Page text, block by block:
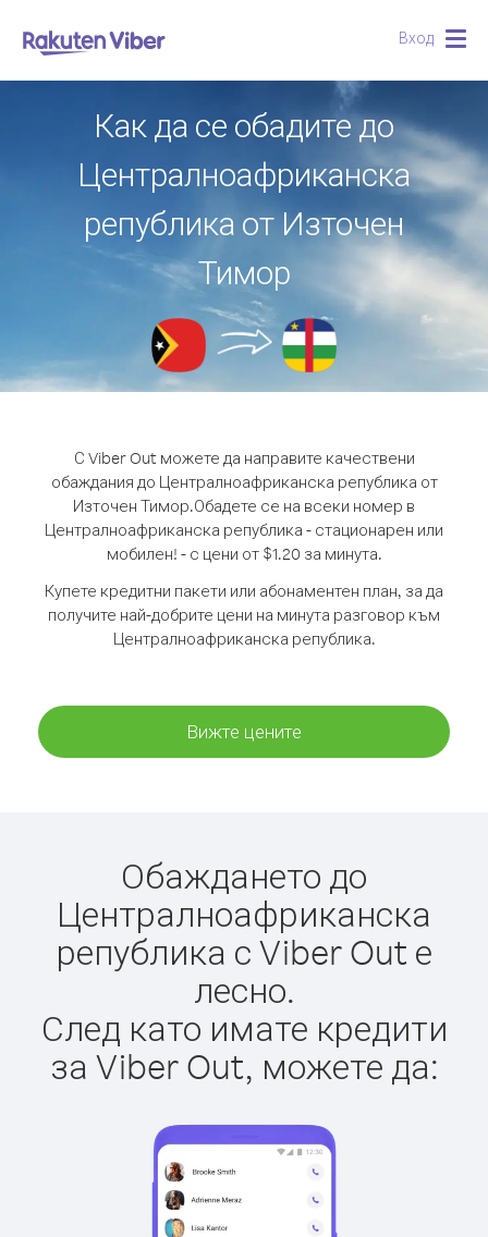
Вход
Как да се обадите до
Централноафриканска
република от Източен
Тимор
С Viber Out можете да направите качествени
обаждания до Централноафриканска република от
Източен Тимор.Обадете се на всеки номер в
Централноафриканска република - стационарен или
мобилен! - с цени от $1.20 за минута.
Купете кредитни пакети или абонаментен план, за да
получите най-добрите цени на минута разговор към
Централноафриканска република.
Вижте цените
Обаждането до
Централноафриканска
република с Viber Out е
лесно.
След като имате кредити
за Viber Out, можете да: